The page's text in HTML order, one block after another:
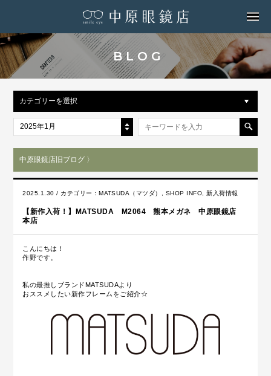
BLOG
カテゴリーを選択
2025年1月
中原眼鏡店旧ブログ 〉
2025.1.30 / カテゴリー：MATSUDA（マツダ） SHOP INFO ,新入荷情報
【新作入荷！】MATSUDA M2064 熊本メガネ 中原眼鏡店
本店
こんにちは！
作野です。
私の最推しブランドMATSUDAより
おススメしたい新作フレームをご紹介☆